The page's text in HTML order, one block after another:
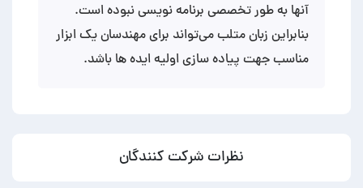
آنها به طور تخصصی برنامه نویسی نبوده است.
بنابراین زبان متلب می‌تواند برای مهندسان یک ابزار
مناسب جهت پیاده سازی اولیه ایده ها باشد.
نظرات شرکت کنندگان